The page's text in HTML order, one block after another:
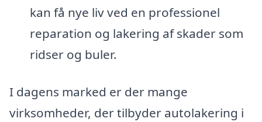
kan få nye liv ved en professionel
reparation og lakering af skader som
ridser og buler.
I dagens marked er der mange
virksomheder, der tilbyder autolakering i